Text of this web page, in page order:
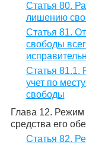
Статья 80.
лишению
Статья 81.
свободы
Статья 81.1.
учет по
свободы
Глава 12. Режим
средства его
Статья 82.